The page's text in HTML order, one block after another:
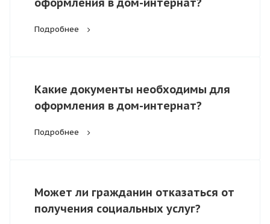
оформления в дом-интернат?
Подробнее
Какие документы необходимы для
оформления в дом-интернат?
Подробнее
Может ли гражданин отказаться от
получения социальных услуг?